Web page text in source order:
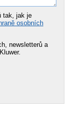
tak, jak je
osobních
newsletterů a